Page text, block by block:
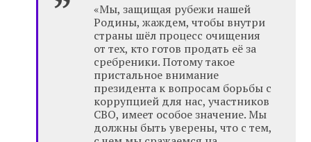
«Мы, защищая рубежи нашей
Родины, жаждем, чтобы внутри
страны шёл процесс очищения
от тех, кто готов продать её за
сребреники. Потому такое
пристальное внимание
президента к вопросам борьбы с
коррупцией для нас, участников
СВО, имеет особое значение. Мы
должны быть уверены, что с тем,